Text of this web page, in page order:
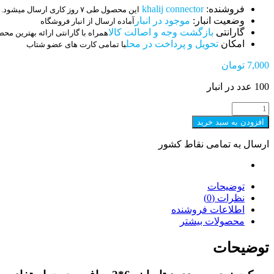
فروشنده:khalij connector این محصول طی ۷ روز کاری ارسال میشود.
وضعیت انبار: موجود در انبار آماده ارسال از انبار فروشگاه
گارانتی بازگشت وجه و اصالت کالاهمراه با گارانتی ارائه بهترین
امکان تحویل و پرداخت در محلبا تمامی کارت های عضو شتاب
7,000 تومان
100 عدد در انبار
سوکت
روبردی
دیتا
6*2
افزودن به سبد خرید
ارسال به تمامی نقاط کشور
توضیحات
نظرات (0)
اطلاعات فروشنده
محصولات بیشتر
توضیحات